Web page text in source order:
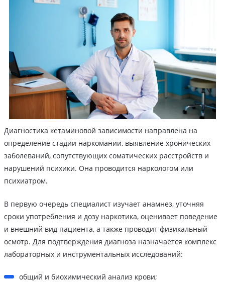
Диагностика кетаминовой зависимости направлена на
определение стадии наркомании, выявление хронических
заболеваний, сопутствующих соматических расстройств и
нарушений психики. Она проводится наркологом или
психиатром.
В первую очередь специалист изучает анамнез, уточняя
сроки употребления и дозу наркотика, оценивает поведение
и внешний вид пациента, а также проводит физикальный
осмотр. Для подтверждения диагноза назначается комплекс
лабораторных и инструментальных исследований:
общий и биохимический анализ крови;